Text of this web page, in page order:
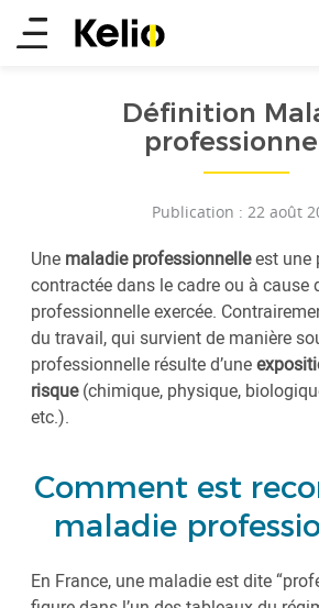
Aller
auMain
Définition
Publication : 22 août
Une maladie professionnelleest une
contractée dans le cadre ou à cause
professionnelle exercée.
du travail, qui survient de manière
professionnelle résulte d’une
risque(chimique, physique,
etc.).
Comment est
maladie
En France, une maladie est dite